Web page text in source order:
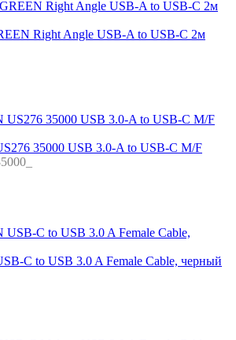
Right Angle USB-A to USB-C 2м
35000 USB 3.0-A to USB-C M/F
C to USB 3.0 A Female Cable, черный